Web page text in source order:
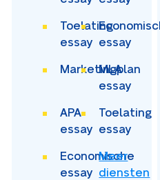
Toelating
essay essay
Marketingplan
MLA
essay
APA
essay
Toelating
essay
Economische
essay
Meer
diensten